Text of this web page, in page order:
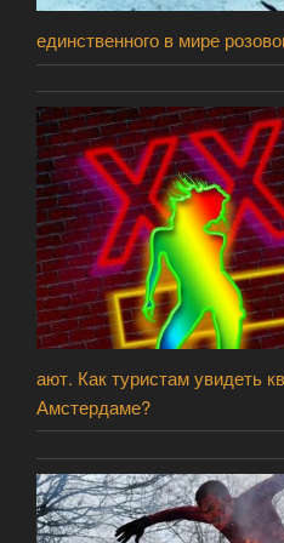
единственного в мире
ают. Как туристам увидеть
Амстердаме?